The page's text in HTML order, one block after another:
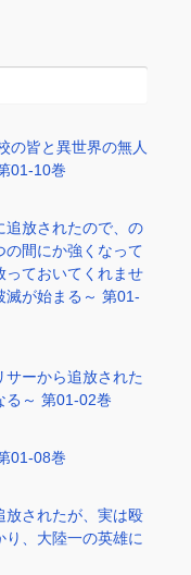
の皆と異世界の無人
01-10巻
追放されたので、の
の間にか強くなって
っておいてくれませ
滅が始まる～ 第01-
サーから追放された
る～ 第01-02巻
01-08巻
されたが、実は殴
り、大陸一の英雄に